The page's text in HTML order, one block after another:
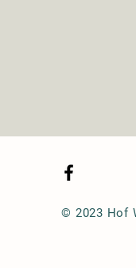
© 2023 Hof